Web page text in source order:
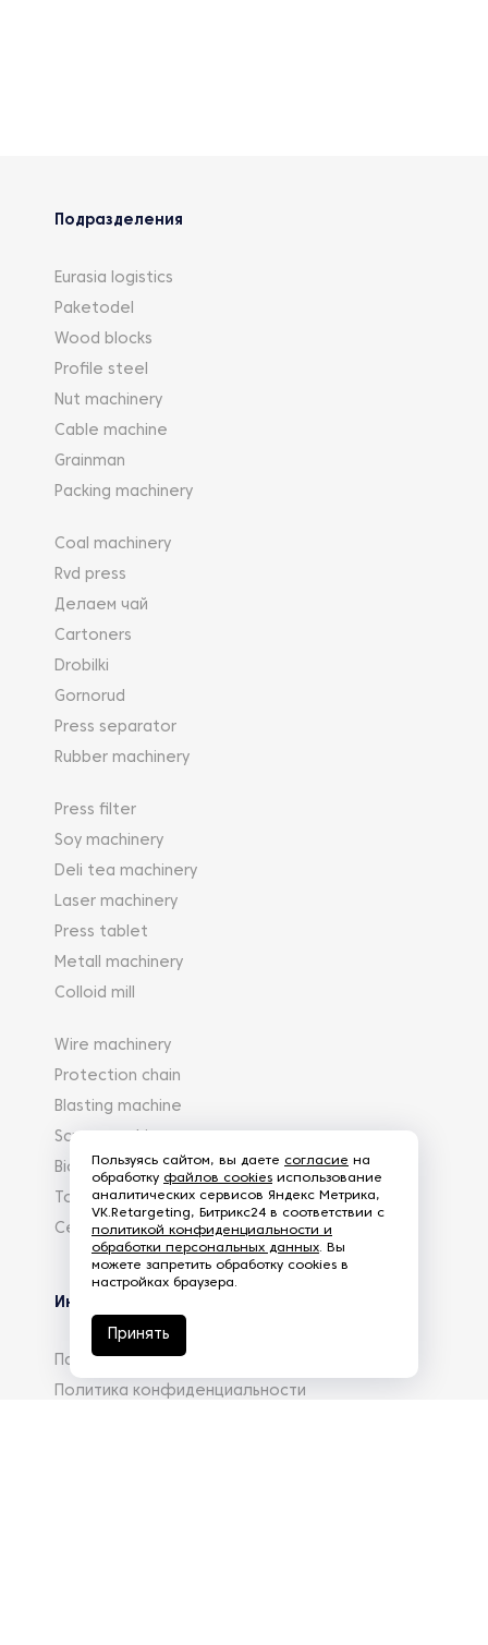
Подразделения
Eurasia logistics
Paketodel
Wood blocks
Profile steel
Nut machinery
Cable machine
Grainman
Packing machinery
Coal machinery
Rvd press
Делаем чай
Cartoners
Drobilki
Gornorud
Press separator
Rubber machinery
Press filter
Soy machinery
Deli tea machinery
Laser machinery
Press tablet
Metall machinery
Colloid mill
Wire machinery
Protection chain
Blasting machine
Scrap-machinery
Biowelle
Torreficator
Centrifuger
Информация
Партнеры
Политика конфиденциальности
Пользуясь сайтом, вы даете согласие на
обработку файлов cookies использование
аналитических сервисов Яндекс Метрика,
VK.Retargeting, Битрикс24 в соответствии с
политикой конфиденциальности и
обработки персональных данных. Вы
можете запретить обработку cookies в
настройках браузера.
Принять